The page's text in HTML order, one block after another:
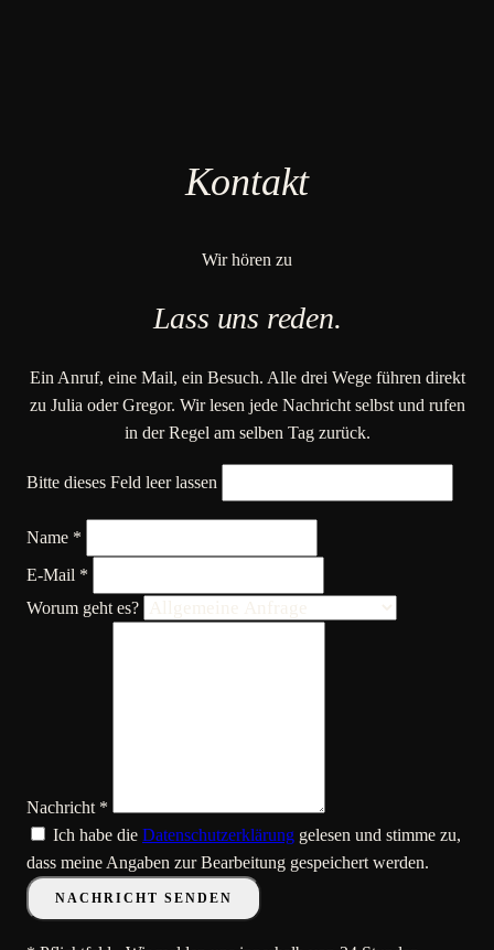
Kontakt
Wir hören zu
Lass uns reden.
Ein Anruf, eine Mail, ein Besuch. Alle drei Wege führen direkt
zu Julia oder Gregor. Wir lesen jede Nachricht selbst und rufen
in der Regel am selben Tag zurück.
Bitte dieses Feld leer lassen
Name *
E-Mail *
Worum geht es?
Nachricht *
Ich habe die Datenschutzerklärung gelesen und stimme zu,
dass meine Angaben zur Bearbeitung gespeichert werden.
NACHRICHT SENDEN